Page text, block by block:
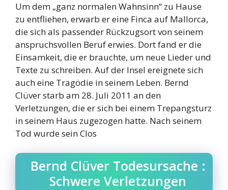
Um dem „ganz normalen Wahnsinn“ zu Hause
zu entfliehen, erwarb er eine Finca auf Mallorca,
die sich als passender Rückzugsort von seinem
anspruchsvollen Beruf erwies. Dort fand er die
Einsamkeit, die er brauchte, um neue Lieder und
Texte zu schreiben. Auf der Insel ereignete sich
auch eine Tragödie in seinem Leben. Bernd
Clüver starb am 28. Juli 2011 an den
Verletzungen, die er sich bei einem Trepangsturz
in seinem Haus zugezogen hatte. Nach seinem
Tod wurde sein Clos
Bernd Clüver Todesursache :
Schwere Verletzungen